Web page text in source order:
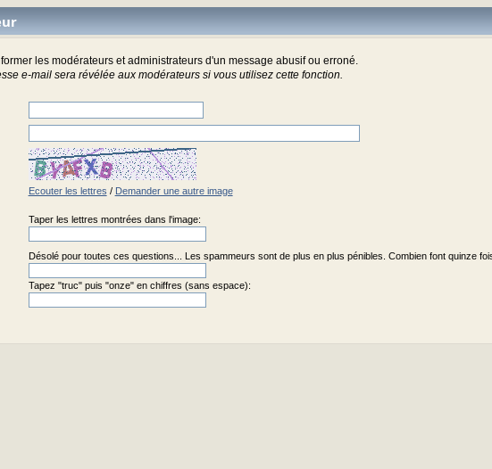
les modérateurs et administrateurs d'un message abusif ou erroné.
e-mail sera révélée aux modérateurs si vous utilisez cette fonction.
Ecouter les lettres / Demander une autre image
Taper les lettres montrées dans l'image:
Désolé pour toutes ces questions... Les spammeurs sont de plus en plus pénibles. Combien font quinze
Tapez "truc" puis "onze" en chiffres (sans espace):